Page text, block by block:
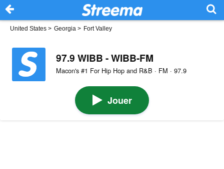
United States > Georgia > Fort Valley
97.9 WIBB - WIBB-FM
Macon's #1 For Hip Hop and R&B · FM · 97.9
Jouer